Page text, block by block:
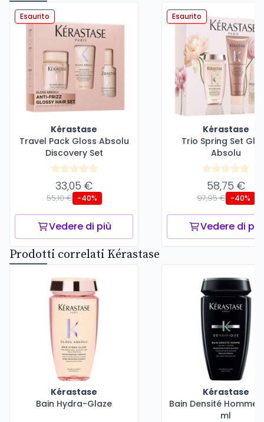
Esaurito
Kérastase
Travel Pack Gloss Absolu
Discovery Set
33,05 €
55,10 € -40%
Vedere di più
Esaurito
Kérastase
Trio Spring Set
Absolu
58,75 €
97,95 € -40%
Vedere di più
Prodotti correlati Kérastase
Kérastase
Bain Hydra-Glaze
Kérastase
Bain Densité Homme
ml